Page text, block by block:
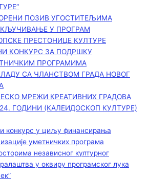
ПОЗИВ УГОСТИТЕЉИМА
У ПРОГРАМ
ПРЕСТОНИЦЕ КУЛТУРЕ
КОНКУРС ЗА ПОДРШКУ
ПРОГРАМИМА
СА ЧЛАНСТВОМ ГРАДА НОВОГ
МРЕЖИ КРЕАТИВНИХ ГРАДОВА
ГОДИНИ (КАЛЕИДОСКОП КУЛТУРЕ)
конкурс у циљу финансирања
уметничких програма
независног културног
у оквиру програмског лука